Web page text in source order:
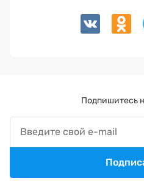
Подпишитесь